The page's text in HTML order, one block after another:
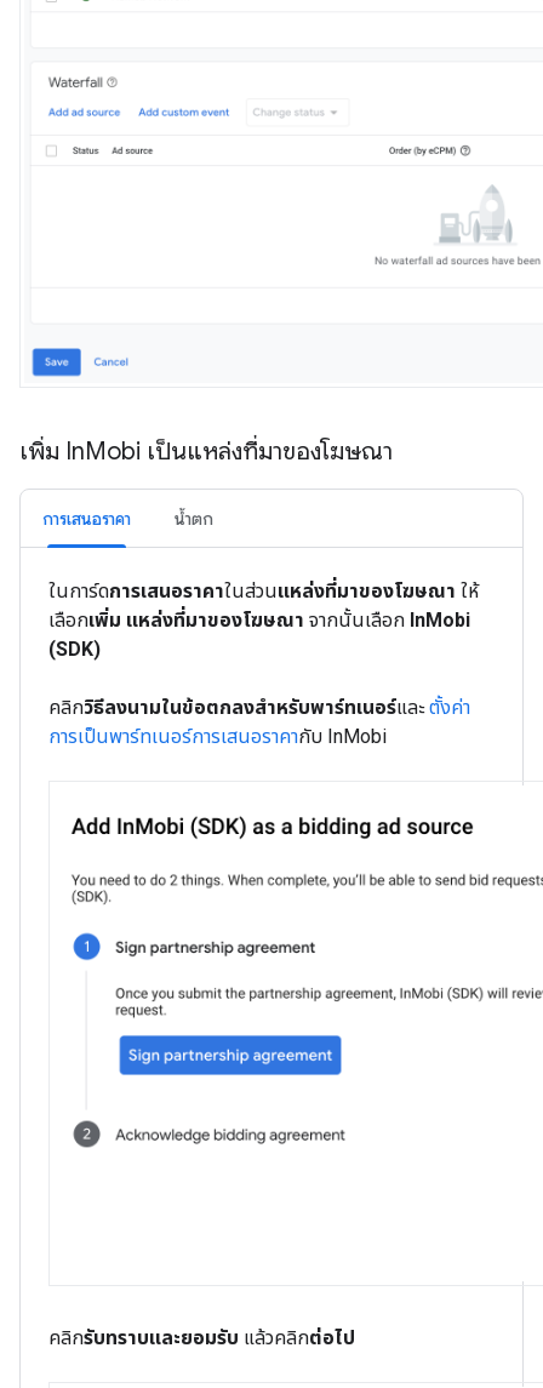
เพิ่ม InMobi เป็นแหล่งที่มาของโฆษณา
การเสนอราคา น้ำตก
ในการ์ดการเสนอราคาในส่วนแหล่งที่มาของโฆษณา ให้
เลือกเพิ่ม แหล่งที่มาของโฆษณา จากนั้นเลือก InMobi
(SDK)
คลิกวิธีลงนามในข้อตกลงสำหรับพาร์ทเนอร์และตั้งค่า
การเป็นพาร์ทเนอร์การเสนอราคากับ InMobi
คลิกรับทราบและยอมรับ แล้วคลิกต่อไป